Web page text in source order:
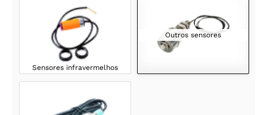
Sensores infravermelhos
Outros sensores